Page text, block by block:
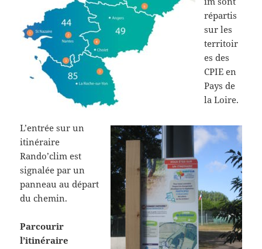
répartis
sur les
territoir
es des
CPIE en
Pays de
la Loire.
L’entrée sur un
itinéraire
Rando’clim est
signalée par un
panneau au départ
du chemin.
Parcourir
l’itinéraire